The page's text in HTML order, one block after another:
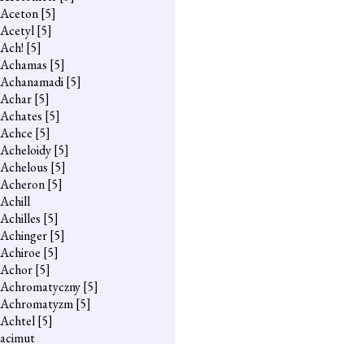
Aceton[5]
Acetyl[5]
Ach! [5]
Achamas [5]
Achanamadi[5]
Achar[5]
Achates [5]
Achce [5]
Acheloidy[5]
Achelous [5]
Acheron[5]
Achill
Achilles [5]
Achinger[5]
Achiroe [5]
Achor[5]
Achromatyczny[5]
Achromatyzm[5]
Achtel[5]
acimut